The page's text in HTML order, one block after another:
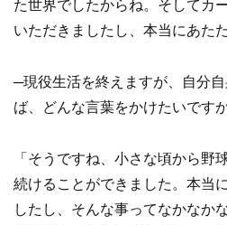
た世界でしたからね。そしてカ
いただきましたし、本当にあた
─現役生活を終えますが、自分
ば、どんな言葉をかけたいです
「そうですね、小さな頃から野
続けることができました。本当
したし、そんな事ってなかなか